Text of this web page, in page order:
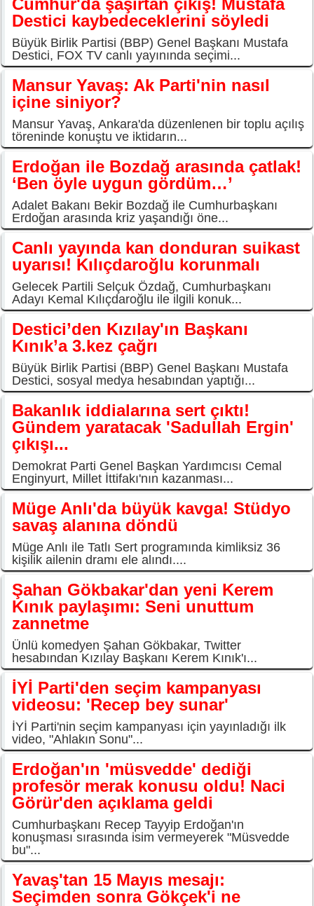
Destici kaybedeceklerini söyledi
Büyük Birlik Partisi (BBP) Genel Başkanı Mustafa
Destici, FOX TV canlı yayınında seçimi...
Mansur Yavaş: Ak Parti'nin nasıl
içine siniyor?
Mansur Yavaş, Ankara'da düzenlenen bir toplu açılış
töreninde konuştu ve iktidarın...
Erdoğan ile Bozdağ arasında çatlak!
‘Ben öyle uygun gördüm…’
Adalet Bakanı Bekir Bozdağ ile Cumhurbaşkanı
Erdoğan arasında kriz yaşandığı öne...
Canlı yayında kan donduran suikast
uyarısı! Kılıçdaroğlu korunmalı
Gelecek Partili Selçuk Özdağ, Cumhurbaşkanı
Adayı Kemal Kılıçdaroğlu ile ilgili konuk...
Destici’den Kızılay'ın Başkanı
Kınık’a 3.kez çağrı
Büyük Birlik Partisi (BBP) Genel Başkanı Mustafa
Destici, sosyal medya hesabından yaptığı...
Bakanlık iddialarına sert çıktı!
Gündem yaratacak 'Sadullah Ergin'
çıkışı...
Demokrat Parti Genel Başkan Yardımcısı Cemal
Enginyurt, Millet İttifakı'nın kazanması...
Müge Anlı'da büyük kavga! Stüdyo
savaş alanına döndü
Müge Anlı ile Tatlı Sert programında kimliksiz 36
kişilik ailenin dramı ele alındı....
Şahan Gökbakar'dan yeni Kerem
Kınık paylaşımı: Seni unuttum
zannetme
Ünlü komedyen Şahan Gökbakar, Twitter
hesabından Kızılay Başkanı Kerem Kınık'ı...
İYİ Parti'den seçim kampanyası
videosu: 'Recep bey sunar'
İYİ Parti'nin seçim kampanyası için yayınladığı ilk
video, "Ahlakın Sonu"...
Erdoğan'ın 'müsvedde' dediği
profesör merak konusu oldu! Naci
Görür'den açıklama geldi
Cumhurbaşkanı Recep Tayyip Erdoğan'ın
konuşması sırasında isim vermeyerek "Müsvedde
bu"...
Yavaş'tan 15 Mayıs mesajı:
Seçimden sonra Gökçek'i ne